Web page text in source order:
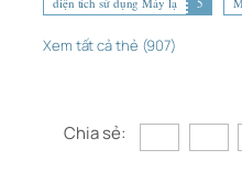
Xem tất cả thẻ (907)
Chia sẻ: